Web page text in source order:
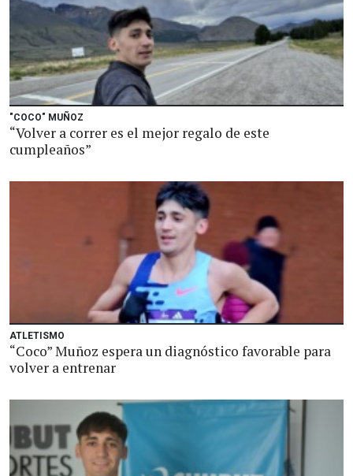
"COCO" MUÑOZ
“Volver a correr es el mejor regalo de este
cumpleaños”
ATLETISMO
“Coco” Muñoz espera un diagnóstico favorable para
volver a entrenar